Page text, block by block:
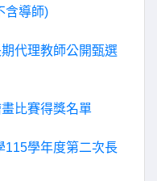
含導師)
代理教師公開甄選
比賽得獎名單
115學年度第二次長